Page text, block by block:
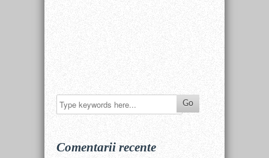
Comentarii recente